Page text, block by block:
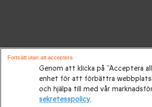
Genom att klicka på ”Acceptera
enhet för att förbättra
och hjälpa till med vår
sekretesspolicy.
Fortsätt utan att acceptera